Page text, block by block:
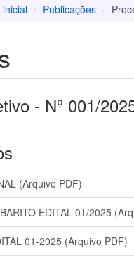
inicial Publicações
- Nº 001/
(Arquivo PDF)
EDITAL 01/2025
01-2025 (Arquivo PDF)